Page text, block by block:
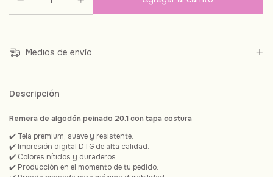
Medios de envío
Descripción
Remera de algodón peinado 20.1 con tapa costura
✔️ Tela premium, suave y resistente.
✔️ Impresión digital DTG de alta calidad.
✔️ Colores nítidos y duraderos.
✔️ Producción en el momento de tu pedido.